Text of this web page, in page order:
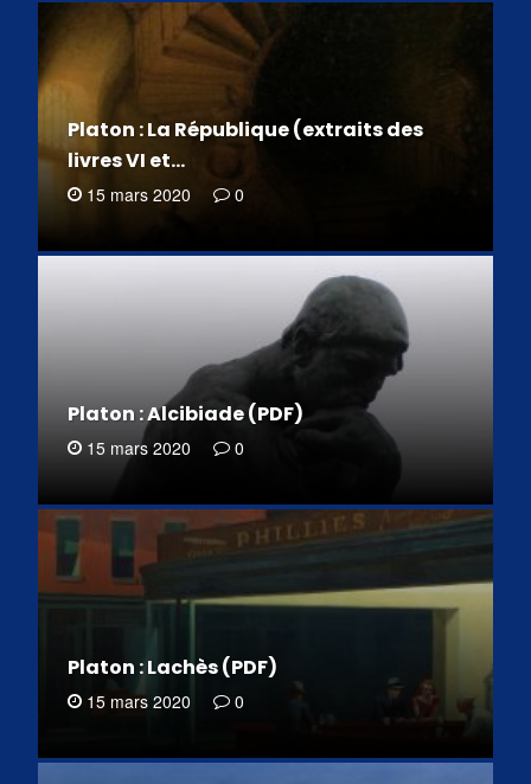
Platon : La République (extraits des
livres VI et…
15 mars 2020 0
Platon : Alcibiade (PDF)
15 mars 2020 0
Platon : Lachès (PDF)
15 mars 2020 0